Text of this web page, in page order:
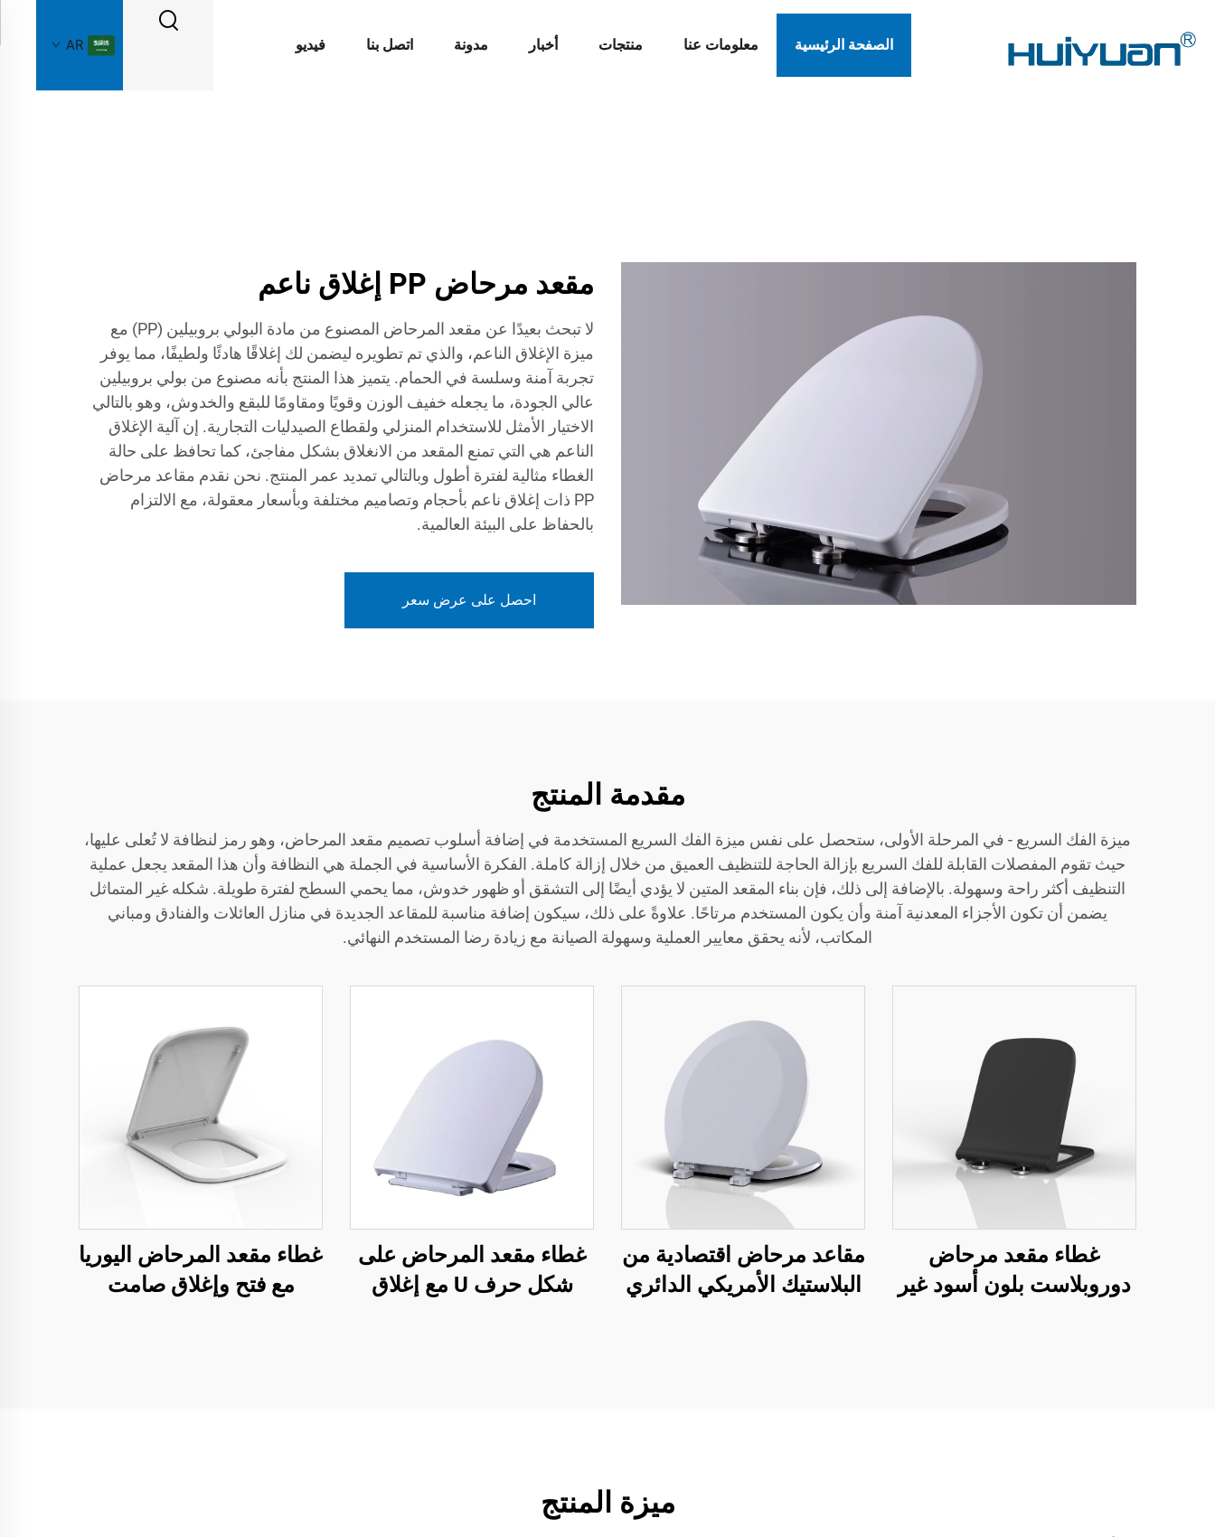
الصفحة الرئيسية معلومات عنا منتجات أخبار مدونة اتصل بنا فيديو AR
مقعد مرحاض PP إغلاق ناعم
لا تبحث بعيدًا عن مقعد المرحاض المصنوع من مادة البولي بروبيلين (PP) مع
ميزة الإغلاق الناعم، والذي تم تطويره ليضمن لك إغلاقًا هادئًا ولطيفًا، مما يوفر
تجربة آمنة وسلسة في الحمام. يتميز هذا المنتج بأنه مصنوع من بولي بروبيلين
عالي الجودة، ما يجعله خفيف الوزن وقويًا ومقاومًا للبقع والخدوش، وهو بالتالي
الاختيار الأمثل للاستخدام المنزلي ولقطاع الصيدليات التجارية. إن آلية الإغلاق
الناعم هي التي تمنع المقعد من الانغلاق بشكل مفاجئ، كما تحافظ على حالة
الغطاء مثالية لفترة أطول وبالتالي تمديد عمر المنتج. نحن نقدم مقاعد مرحاض
PP ذات إغلاق ناعم بأحجام وتصاميم مختلفة وبأسعار معقولة، مع الالتزام
بالحفاظ على البيئة العالمية.
احصل على عرض سعر
مقدمة المنتج
ميزة الفك السريع - في المرحلة الأولى، ستحصل على نفس ميزة الفك السريع المستخدمة في إضافة أسلوب تصميم مقعد المرحاض، وهو رمز لنظافة لا تُعلى عليها،
حيث تقوم المفصلات القابلة للفك السريع بإزالة الحاجة للتنظيف العميق من خلال إزالة كاملة. الفكرة الأساسية في الجملة هي النظافة وأن هذا المقعد يجعل عملية
التنظيف أكثر راحة وسهولة. بالإضافة إلى ذلك، فإن بناء المقعد المتين لا يؤدي أيضًا إلى التشقق أو ظهور خدوش، مما يحمي السطح لفترة طويلة. شكله غير المتماثل
يضمن أن تكون الأجزاء المعدنية آمنة وأن يكون المستخدم مرتاحًا. علاوةً على ذلك، سيكون إضافة مناسبة للمقاعد الجديدة في منازل العائلات والفنادق ومباني
المكاتب، لأنه يحقق معايير العملية وسهولة الصيانة مع زيادة رضا المستخدم النهائي.
غطاء مقعد مرحاض
دوروبلاست بلون أسود غير
مقاعد مرحاض اقتصادية من
البلاستيك الأمريكي الدائري
غطاء مقعد المرحاض على
شكل حرف U مع إغلاق
غطاء مقعد المرحاض اليوريا
مع فتح وإغلاق صامت
ميزة المنتج